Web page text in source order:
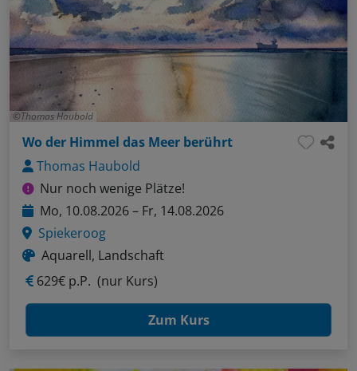
Thomas Haubold
Wo der Himmel das Meer berührt
Thomas Haubold
Nur noch wenige Plätze!
Mo, 10.08.2026 – Fr, 14.08.2026
Spiekeroog
Aquarell, Landschaft
629€ p.P. (nur Kurs)
Zum Kurs